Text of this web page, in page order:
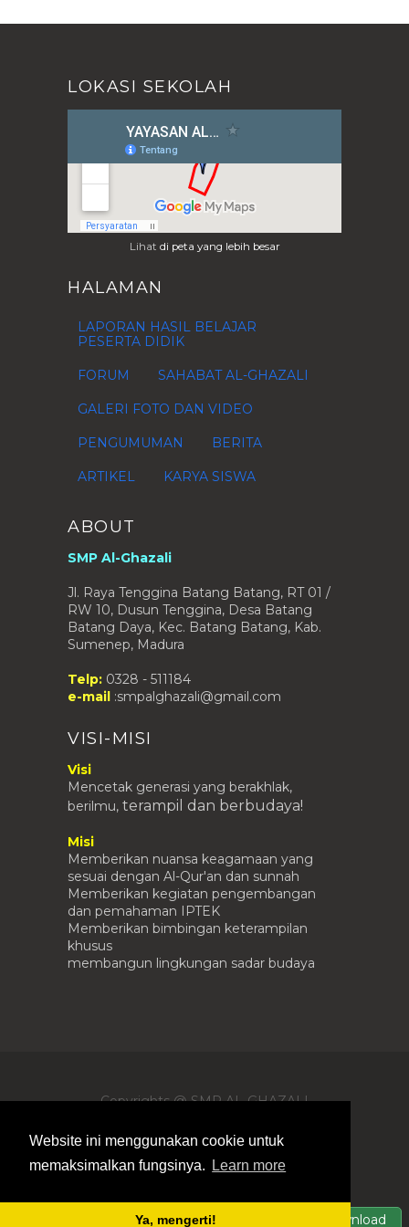
Website ini menggunakan cookie untuk
memaksimalkan fungsinya.
Learn more
Ya, mengerti!
►Juli (23)
►Juni(3)
Mei(11)
►April(6)
►
► Februari(2)
►2013(28)
► 2012(76)
►2011
LOKASI SEKOLAH
Lihat di peta yang lebih besar
HALAMAN
LAPORAN HASIL BELAJAR
PESERTA DIDIK
FORUM SAHABAT AL-GHAZALI
GALERI FOTO DAN VIDEO
PENGUMUMAN BERITA
ARTIKEL KARYA SISWA
ABOUT
SMP Al-Ghazali
Jl. Raya Tenggina Batang Batang, RT 01 /
RW 10, Dusun Tenggina, Desa Batang
Batang Daya, Kec. Batang Batang, Kab.
Sumenep, Madura
Telp: 0328 - 511184
e-mail :smpalghazali@gmail.com
Download
VISI-MISI
Visi
Mencetak generasi yang berakhlak,
berilmu, terampil dan berbudaya!
Misi
Memberikan nuansa keagamaan yang
sesuai dengan Al-Qur'an dan sunnah
Memberikan kegiatan pengembangan
dan pemahaman IPTEK
Memberikan bimbingan keterampilan
khusus
membangun lingkungan sadar budaya
Copyrights @ SMP AL-GHAZALI
Templateism |Free Blogger Templates
Customsized byIrmanto
support@templateism.com
Templateism